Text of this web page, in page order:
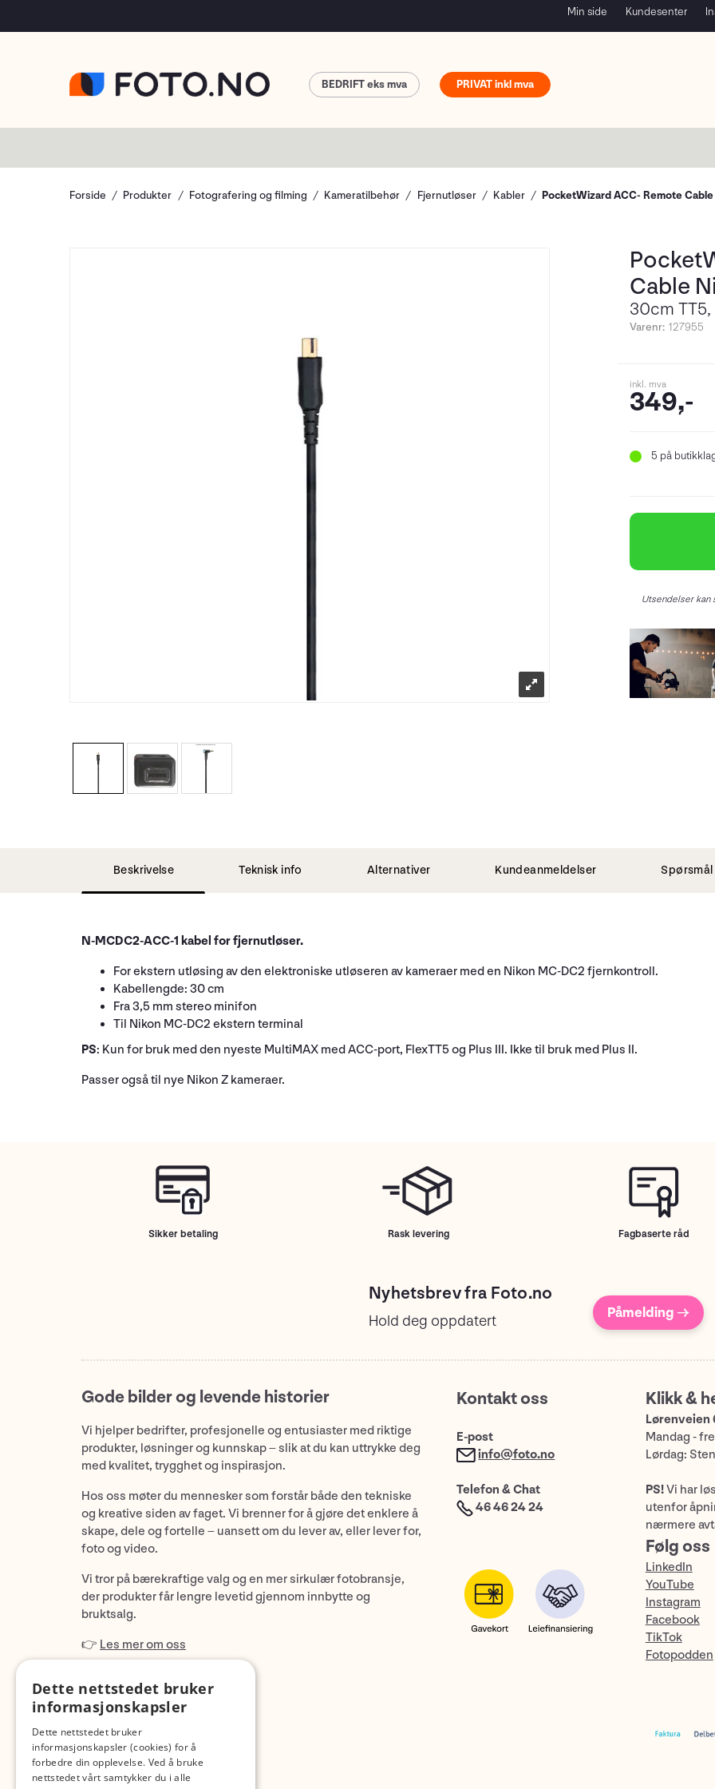
Min side Kundesenter
PRIVAT
BEDRIFT
Forside Produkter Fotografering og filming Kameratilbehør Fjernutløser Kabler PocketWizard ACC- Remote
Cable
30cm
Varenr: 127955
inkl. mva
349,-
5 på
Utsendelser kan
Beskrivelse Teknisk info Alternativer Kundeanmeldelser
N-MCDC2-ACC-1 kabel for fjernutløser.
For ekstern utløsing av den elektroniske utløseren av kameraer med en Nikon MC-DC2 fjernkontroll.
Kabellengde: 30 cm
Fra 3,5 mm stereo minifon
Til Nikon MC-DC2 ekstern terminal
PS: Kun for bruk med den nyeste MultiMAX med ACC-port, FlexTT5 og Plus III. Ikke til bruk med Plus II.
Passer også til nye Nikon Z kameraer.
Sikker betaling Rask levering Fagbaserte råd
Nyhetsbrev fra Foto.no
Hold deg oppdatert Påmelding →
Gode bilder og levende historier
Vi hjelper bedrifter, profesjonelle og entusiaster med riktige
produkter, løsninger og kunnskap – slik at du kan uttrykke deg
med kvalitet, trygghet og inspirasjon.
Hos oss møter du mennesker som forstår både den tekniske
og kreative siden av faget. Vi brenner for å gjøre det enklere å
skape, dele og fortelle – uansett om du lever av, eller lever for,
foto og video.
Vi tror på bærekraftige valg og en mer sirkulær fotobransje,
der produkter får lengre levetid gjennom innbytte og
bruktsalg.
👉 Les mer om oss
Kontakt oss
E-post
info@foto.no
Telefon & Chat
46 46 24 24
Klikk &
Lørenveien
Mandag -
Lørdag:
PS!Vi har
utenfor
nærmere
Følg oss
LinkedIn
YouTube
Instagram
Facebook
TikTok
Fotopodden
Dette nettstedet bruker
informasjonskapsler
Dette nettstedet bruker
informasjonskapsler (cookies) for å
forbedre din opplevelse. Ved å bruke
nettstedet vårt samtykker du i alle